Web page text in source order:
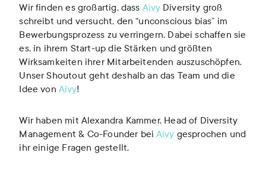
Wir finden es großartig, dass AivyDiversity groß
schreibt und versucht, den “unconscious bias” im
Bewerbungsprozess zu verringern. Dabei schaffen sie
es, in ihrem Start-up die Stärken und größten
Wirksamkeiten ihrer Mitarbeitenden auszuschöpfen.
Unser Shoutout geht deshalb an das Team und die
Idee vonAivy!
Wir haben mit Alexandra Kammer, Head of Diversity
Management & Co-Founder beiAivy gesprochen und
ihr einige Fragen gestellt.